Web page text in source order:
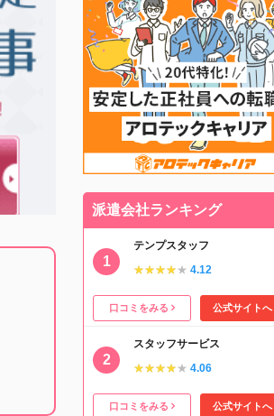
派遣会社ランキング
テンプスタッフ
★★★★★
★★★★★ 4.12
口コミをみる 公式サイトへ
スタッフサービス
★★★★★
★★★★★ 4.06
口コミをみる 公式サイトへ